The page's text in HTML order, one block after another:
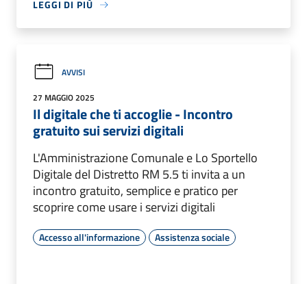
LEGGI DI PIÙ
AVVISI
27 MAGGIO 2025
Il digitale che ti accoglie - Incontro
gratuito sui servizi digitali
L'Amministrazione Comunale e Lo Sportello
Digitale del Distretto RM 5.5 ti invita a un
incontro gratuito, semplice e pratico per
scoprire come usare i servizi digitali
Accesso all'informazione Assistenza sociale